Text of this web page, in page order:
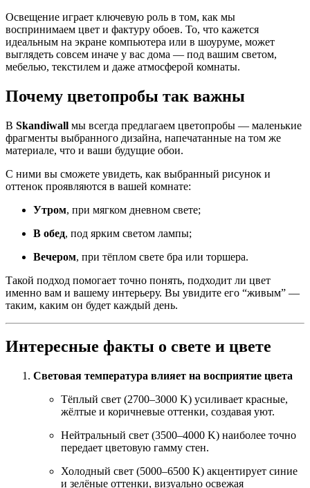
Освещение играет ключевую роль в том, как мы
воспринимаем цвет и фактуру обоев. То, что кажется
идеальным на экране компьютера или в шоуруме, может
выглядеть совсем иначе у вас дома — под вашим светом,
мебелью, текстилем и даже атмосферой комнаты.
Почему цветопробы так важны
В Skandiwall мы всегда предлагаем цветопробы — маленькие
фрагменты выбранного дизайна, напечатанные на том же
материале, что и ваши будущие обои.
С ними вы сможете увидеть, как выбранный рисунок и
оттенок проявляются в вашей комнате:
Утром, при мягком дневном свете;
В обед, под ярким светом лампы;
Вечером, при тёплом свете бра или торшера.
Такой подход помогает точно понять, подходит ли цвет
именно вам и вашему интерьеру. Вы увидите его “живым” —
таким, каким он будет каждый день.
Интересные факты о свете и цвете
Световая температура влияет на восприятие цвета
Тёплый свет (2700–3000 K) усиливает красные,
жёлтые и коричневые оттенки, создавая уют.
Нейтральный свет (3500–4000 K) наиболее точно
передает цветовую гамму стен.
Холодный свет (5000–6500 K) акцентирует синие
и зелёные оттенки, визуально освежая